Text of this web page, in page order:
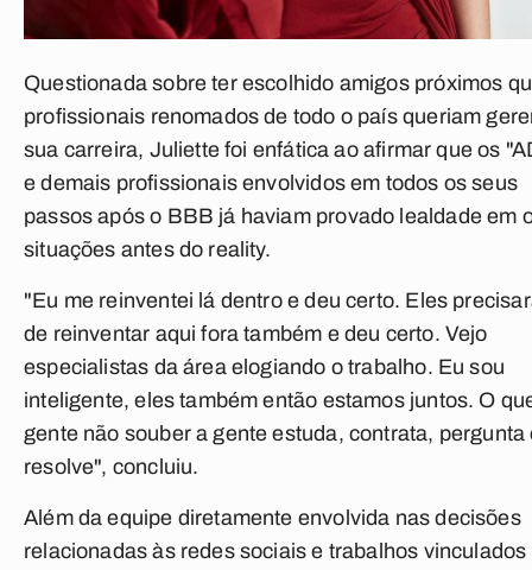
Questionada sobre ter escolhido amigos próximos
profissionais renomados de todo o país queriam
sua carreira, Juliette foi enfática ao afirmar que os
e demais profissionais envolvidos em todos os seus
passos após o BBB já haviam provado lealdade em
situações antes do reality.
"Eu me reinventei lá dentro e deu certo. Eles
de reinventar aqui fora também e deu certo. Vejo
especialistas da área elogiando o trabalho. Eu sou
inteligente, eles também então estamos juntos. O
gente não souber a gente estuda, contrata, pergunta
resolve", concluiu.
Além da equipe diretamente envolvida nas decisões
relacionadas às redes sociais e trabalhos vinculados